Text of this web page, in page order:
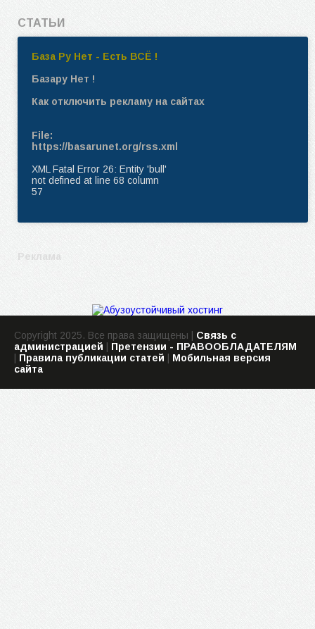
СТАТЬИ
База Ру Нет - Есть ВСЁ !
Базару Нет !
Как отключить рекламу на сайтах
File:
https://basarunet.org/rss.xml
XML Fatal Error 26: Entity 'bull'
not defined at line 68 column
57
Реклама
Copyright 2025. Все права защищены | Связь с
администрацией
Претензии - ПРАВООБЛАДАТЕЛЯМ
Правила публикации статей
Мобильная версия
сайта